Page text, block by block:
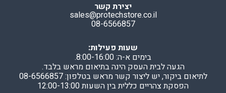
יצירת קשר
sales@protechstore.co.il
08-6566857
שעות פעילות:
בימים א-ה: 8:00-16:00.
הגעה לבית העסק הינה בתיאום מראש בלבד.
לתיאום ביקור, יש ליצור קשר מראש בטלפון: 08-6566857
הפסקת צהריים כללית בין השעות 12:00-13:00